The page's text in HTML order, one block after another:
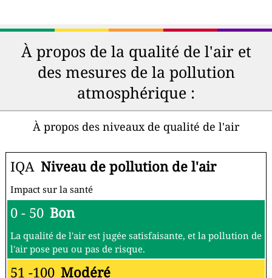
À propos de la qualité de l'air et
des mesures de la pollution
atmosphérique :
À propos des niveaux de qualité de l'air
IQA Niveau de pollution de l'air
Impact sur la santé
0 - 50 Bon
La qualité de l'air est jugée satisfaisante, et la pollution de
l'air pose peu ou pas de risque.
51 -100 Modéré